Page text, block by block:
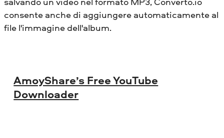
consente anche di aggiungere automaticamente al
file l'immagine dell'album.
AmoyShare’s Free YouTube
Downloader